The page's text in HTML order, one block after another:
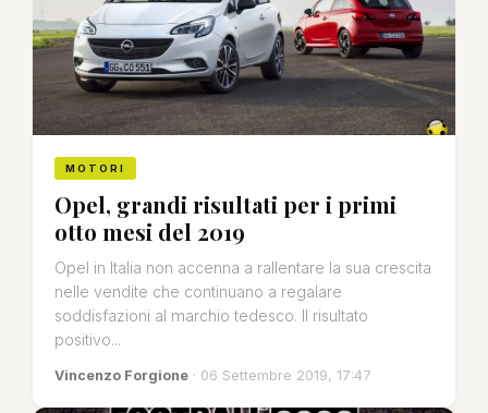
MOTORI
Opel, grandi risultati per i primi
otto mesi del 2019
Opel in Italia non accenna a rallentare la sua crescita
nelle vendite che continuano a regalare
soddisfazioni al marchio tedesco. Il risultato
positivo...
Vincenzo Forgione · 06 Settembre 2019, 17:47